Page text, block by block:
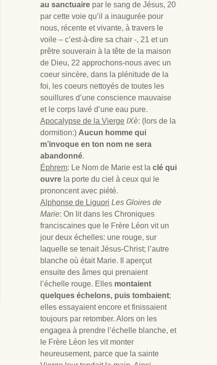
au sanctuaire par le sang de Jésus, 20
par cette voie qu’il a inaugurée pour
nous, récente et vivante, à travers le
voile – c’est-à-dire sa chair -, 21 et un
prêtre souverain à la tête de la maison
de Dieu, 22 approchons-nous avec un
coeur sincère, dans la plénitude de la
foi, les coeurs nettoyés de toutes les
souillures d’une conscience mauvaise
et le corps lavé d’une eau pure.
Apocalypse de la Vierge IXè: (lors de la
dormition:) Aucun homme qui
m’invoque en ton nom ne sera
abandonné.
Éphrem: Le Nom de Marie est la clé qui
ouvre la porte du ciel à ceux qui le
prononcent avec piété.
Alphonse de Liguori Les Gloires de
Marie: On lit dans les Chroniques
franciscaines que le Frère Léon vit un
jour deux échelles: une rouge, sur
laquelle se tenait Jésus-Christ; l’autre
blanche où était Marie. Il aperçut
ensuite des âmes qui prenaient
l’échelle rouge. Elles montaient
quelques échelons, puis tombaient;
elles essayaient encore et finissaient
toujours par retomber. Alors on les
engagea à prendre l’échelle blanche, et
le Frère Léon les vit monter
heureusement, parce que la sainte